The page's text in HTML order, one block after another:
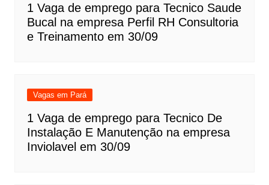
1 Vaga de emprego para Tecnico Saude
Bucal na empresa Perfil RH Consultoria
e Treinamento em 30/09
Vagas em Pará
1 Vaga de emprego para Tecnico De
Instalação E Manutenção na empresa
Inviolavel em 30/09